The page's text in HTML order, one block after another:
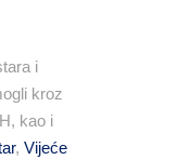
i
kroz
kao i
, Vijeće